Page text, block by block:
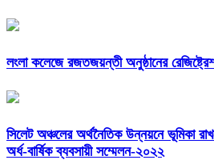
লংলা কলেজে রজতজয়ন্তী অনুষ্ঠানের
সিলেট অঞ্চলের অর্থনৈতিক উন্নয়নে ভূমিকা
অর্ধ-বার্ষিক ব্যবসায়ী সম্মেলন-২০২২